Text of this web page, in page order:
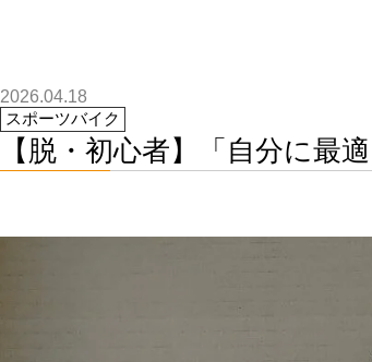
2026.04.18
スポーツバイク
【脱・初心者】「自分に最